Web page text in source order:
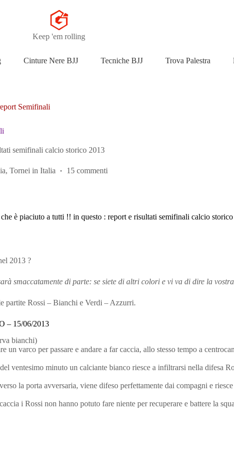
Keep 'em rolling
Cinture Nere BJJ Tecniche BJJ Trova Palestra
Semifinali
semifinali calcio storico 2013
, Tornei in Italia 15 commenti
è piaciuto a tutti !! in questo : report e risultati semifinali calcio
2013 ?
smaccatamente di parte: se siete di altri colori e vi va di dire la
partite Rossi – Bianchi e Verdi – Azzurri.
– 15/06/2013
bianchi)
varco per passare e andare a far caccia, allo stesso tempo a
ventesimo minuto un calciante bianco riesce a infiltrarsi nella difesa
la porta avversaria, viene difeso perfettamente dai compagni e
i Rossi non hanno potuto fare niente per recuperare e battere la